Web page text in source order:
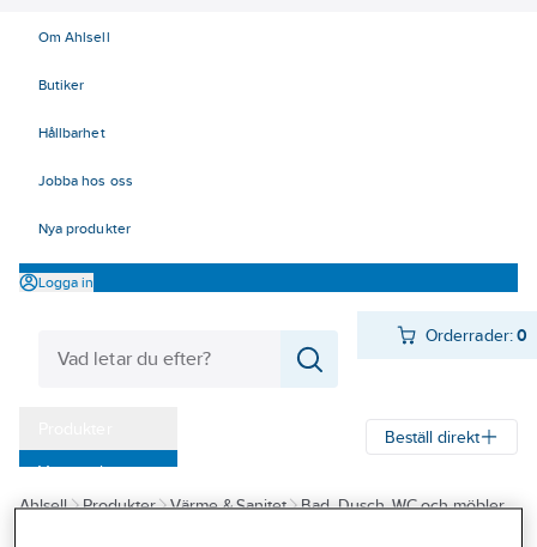
Om Ahlsell
Butiker
Hållbarhet
Jobba hos oss
Nya produkter
Logga in
Orderrader:0
Varumärken
Kampanjer
Beställ direkt
Ahlsell Produkter Värme & Sanitet
Bad, Dusch, WC och möbler